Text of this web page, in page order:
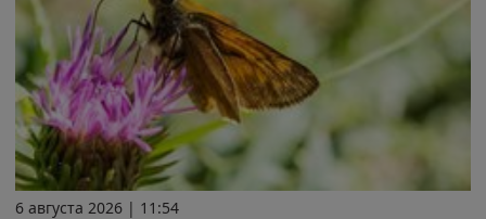
6 августа 2026 | 11:54